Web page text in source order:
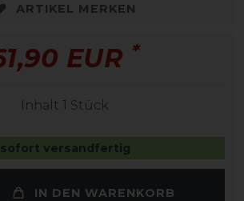
ARTIKEL MERKEN
EUR *
Inhalt 1 Stück
sofort versandfertig
IN DEN WARENKORB